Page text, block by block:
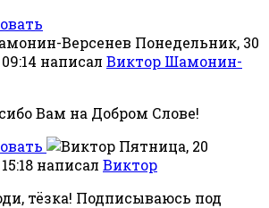
Понедельник, 30
написал Виктор Шамонин-
Вам на Добром Слове!
Пятница, 20
написал Виктор
тёзка! Подписываюсь под